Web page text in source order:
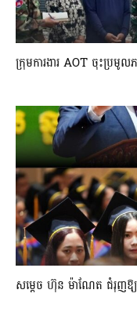
ក្រុមការងារ AOT ចុះប្រមូ
សម្តេច ហ៊ុន ម៉ាណែត ជំរុញ